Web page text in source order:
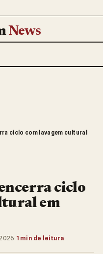
News
ciclo com lavagem cultural
ciclo
em
· 1 min de leitura